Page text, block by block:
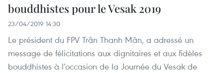
bouddhistes pour le Vesak 2019
23/04/2019 14:30
Le président du FPV Trân Thanh Mân, a adressé un
message de félicitations aux dignitaires et aux fidèles
bouddhistes à l’occasion de la Journée du Vesak de